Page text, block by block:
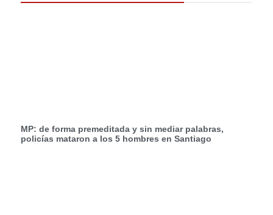
MP: de forma premeditada y sin mediar palabras,
policías mataron a los 5 hombres en Santiago